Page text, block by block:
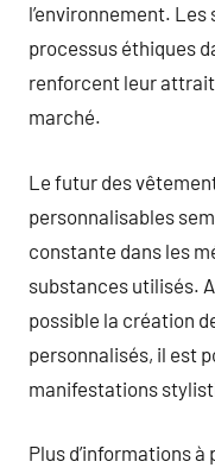
l’environnement.
processus éthiques
renforcent leur
marché.
Le futur des
personnalisables
constante dans les
substances utilisés.
possible la création
personnalisés, il est
manifestations
Plus d’informations à